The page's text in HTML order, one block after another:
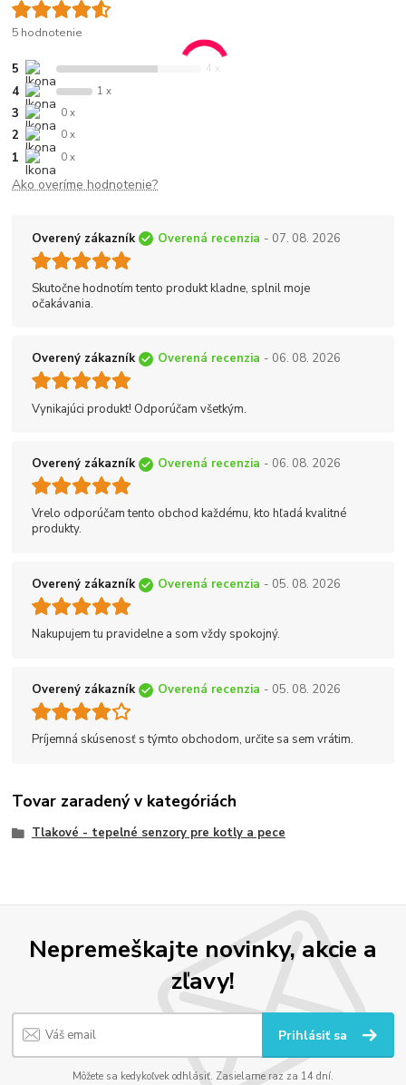
5 hodnotenie
5 4 x
4 1 x
3 0 x
2 0 x
1 0 x
Ako overíme hodnotenie?
Overený zákazník Overená recenzia - 07. 08. 2026
Skutočne hodnotím tento produkt kladne, splnil moje
očakávania.
Overený zákazník Overená recenzia - 06. 08. 2026
Vynikajúci produkt! Odporúčam všetkým.
Overený zákazník Overená recenzia - 06. 08. 2026
Vrelo odporúčam tento obchod každému, kto hľadá kvalitné
produkty.
Overený zákazník Overená recenzia - 05. 08. 2026
Nakupujem tu pravidelne a som vždy spokojný.
Overený zákazník Overená recenzia - 05. 08. 2026
Príjemná skúsenosť s týmto obchodom, určite sa sem vrátim.
Tovar zaradený v kategóriách
Tlakové - tepelné senzory pre kotly a pece
Nepremeškajte novinky, akcie a
zľavy!
Prihlásiť sa
Môžete sa kedykoľvek odhlásiť. Zasielame raz za 14 dní.